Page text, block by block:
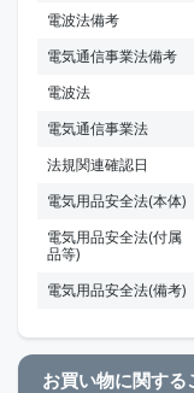
電波法備考
電気通信事業法備考
電波法
電気通信事業法
法規関連確認日
電気用品安全法(本体)
電気用品安全法(付属
品等)
電気用品安全法(備考)
お買い物に関する